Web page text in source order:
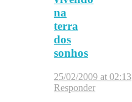
na
terra
dos
sonhos
25/02/2009 at 02:13
Responder